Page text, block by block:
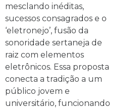
mesclando inéditas,
sucessos consagrados e o
‘eletronejo’, fusão da
sonoridade sertaneja de
raiz com elementos
eletrônicos. Essa proposta
conecta a tradição a um
público jovem e
universitário, funcionando